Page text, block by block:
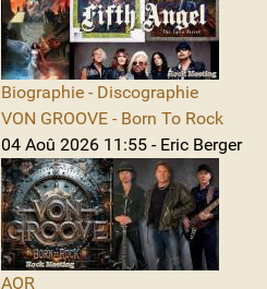
Biographie - Discographie
VON GROOVE - Born To Rock
04 Aoû 2026 11:55 - Eric Berger
AOR